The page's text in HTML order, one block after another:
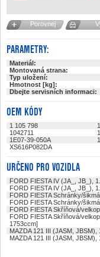
Porovnej
PARAMETRY:
Materiál:
Montovaná strana:
Typ uložení:
Hmotnost [kg]:
Dbejte servisních informaci:
OEM KÓDY
1 105 798
1042711
1E07-39-050A
XS616P082DA
URČENO PRO VOZIDLA
FORD FIESTA IV (JA_, JB_),
FORD FIESTA IV (JA_, JB_),
FORD FIESTA Schránky/
FORD FIESTA Schránky/
FORD FIESTA Skříňová/
FORD FIESTA Skříňová/
1753ccm]
MAZDA 121 III (JASM, JBSM),
MAZDA 121 III (JASM,